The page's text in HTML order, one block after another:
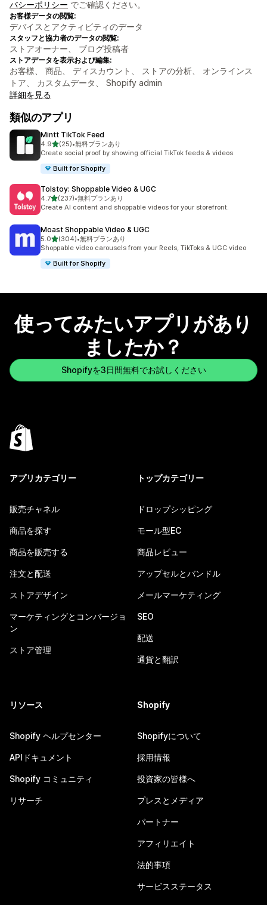
バシーポリシー でご確認ください。
お客様データの閲覧:
デバイスとアクティビティのデータ
スタッフと協力者のデータの閲覧:
ストアオーナー、 ブログ投稿者
ストアデータを表示および編集:
お客様、 商品、 ディスカウント、 ストアの分析、 オンラインス
トア、 カスタムデータ、 Shopify admin
詳細を見る
類似のアプリ
Mintt TikTok Feed
4.95つ星中
(25)
合計レビュー数：25件
•無料プランあり
Create social proof by showing official TikTok feeds & videos.
Built for Shopify
Tolstoy: Shoppable Video & UGC
4.75つ星中
(237)
合計レビュー数：237件
•無料プランあり
Create AI content and shoppable videos for your storefront.
Moast Shoppable Video & UGC
5.05つ星中
(304)
合計レビュー数：304件
•無料プランあり
Shoppable video carousels from your Reels, TikToks & UGC video
Built for Shopify
使ってみたいアプリがあり
ましたか？
Shopifyを3日間無料でお試しください
アプリカテゴリー
販売チャネル
商品を探す
商品を販売する
注文と配送
ストアデザイン
マーケティングとコンバージョ
ン
ストア管理
トップカテゴリー
ドロップシッピング
モール型EC
商品レビュー
アップセルとバンドル
メールマーケティング
SEO
配送
通貨と翻訳
リソース
Shopify ヘルプセンター
APIドキュメント
Shopify コミュニティ
リサーチ
Shopify
Shopifyについて
採用情報
投資家の皆様へ
プレスとメディア
パートナー
アフィリエイト
法的事項
サービスステータス